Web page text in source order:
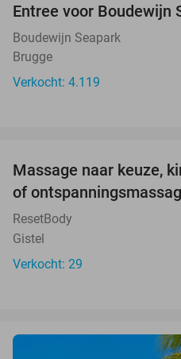
Entree voor Boudewijn
Boudewijn Seapark
Brugge
Verkocht: 4.119
Massage naar keuze,
of
ResetBody
Gistel
Verkocht: 29